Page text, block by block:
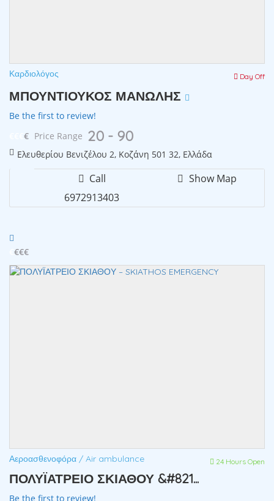
Καρδιολόγος Day Off
ΜΠΟΥΝΤΙΟΥΚΟΣ ΜΑΝΩΛΗΣ
Be the first to review!
€ Price Range 20 - 90
Ελευθερίου Βενιζέλου 2, Κοζάνη 501 32, Ελλάδα
Call
6972913403
Show Map
€€€
Αεροασθενοφόρα / Air ambulance 24 Hours Open
ΠΟΛΥΪΑΤΡΕΙΟ ΣΚΙΑΘΟΥ &#821...
Be the first to review!